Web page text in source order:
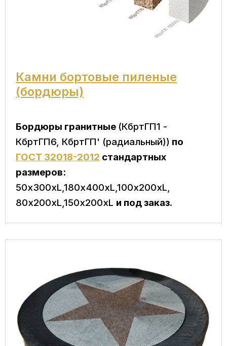
Камни бортовые пиленые
(бордюры)
Бордюры гранитные (КбртГП1 -
КбртГП6, КбртГП' (радиальный)) по
ГОСТ 32018-2012 стандартных
размеров:
50х300хL,180х400хL,100х200хL,
80х200хL,150х200хL и под заказ.